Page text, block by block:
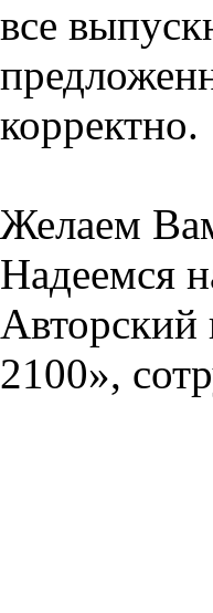
все
корректно.
Желаем
Надеемся
Авторский
2100»,